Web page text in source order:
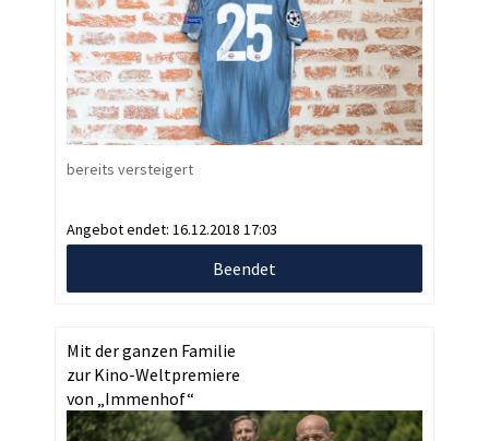
bereits versteigert
Angebot endet: 16.12.2018 17:03
Beendet
Mit der ganzen Familie
zur Kino-Weltpremiere
von „Immenhof“